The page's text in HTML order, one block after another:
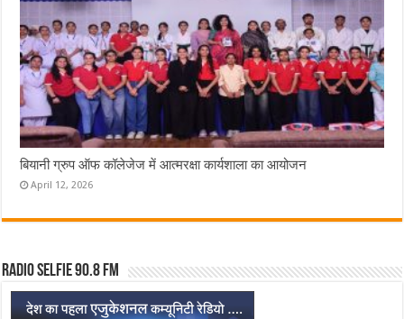
बियानी ग्रुप ऑफ कॉलेजेज में आत्मरक्षा कार्यशाला का आयोजन
April 12, 2026
Radio Selfie 90.8 FM